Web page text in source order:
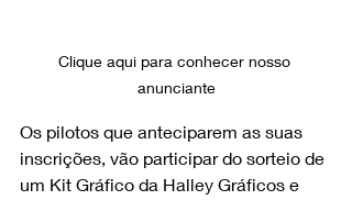
Clique aqui para conhecer nosso
anunciante
Os pilotos que anteciparem as suas
inscrições, vão participar do sorteio de
um Kit Gráfico da Halley Gráficos e